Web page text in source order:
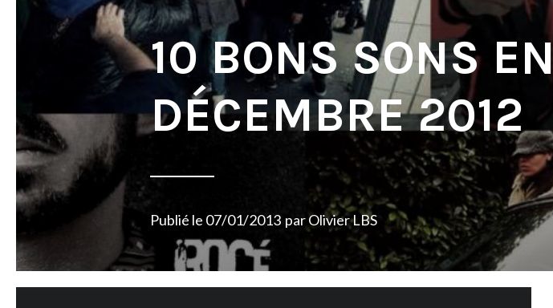
10 BONS SONS EN
DÉCEMBRE 2012
Publié le 07/01/2013 parOlivier LBS